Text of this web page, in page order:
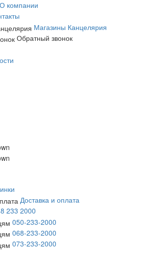
О компании
Магазины Канцелярия
Обратный звонок
Доставка и оплата
233 2000
050-233-2000
068-233-2000
073-233-2000